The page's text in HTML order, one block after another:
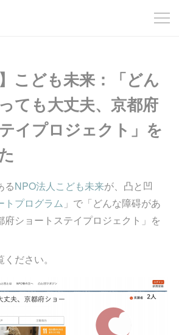
こども未来：「どん
ても大丈夫、京都府
イプロジェクト」を
るNPO法人こども未来が、凸と凹
トプログラム 」で「どんな障碍があ
府ショートステイプロジェクト」を
ください。